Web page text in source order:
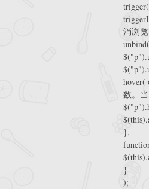
消浏
hover(
数。
},
}
);